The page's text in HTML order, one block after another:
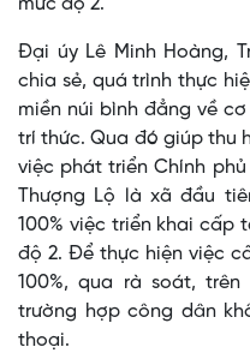
mức độ 2.
Đại úy Lê Minh Hoàng,
chia sẻ, quá trình thực
miền núi bình đẳng về
trí thức. Qua đó giúp thu
việc phát triển Chính
Thượng Lộ là xã đầu
100% việc triển khai cấp
độ 2. Để thực hiện việc
100%, qua rà soát,
trường hợp công dân
thoại.